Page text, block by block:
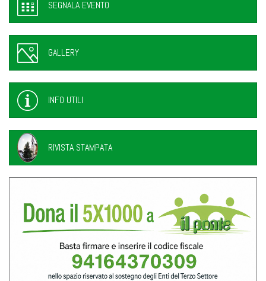
SEGNALA EVENTO
GALLERY
INFO UTILI
RIVISTA STAMPATA